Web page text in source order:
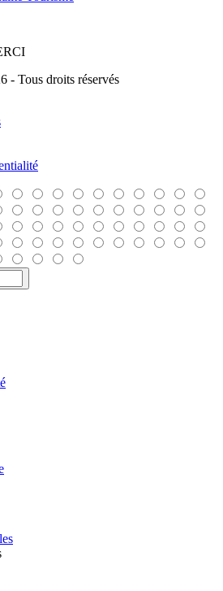
- Tous droits réservés